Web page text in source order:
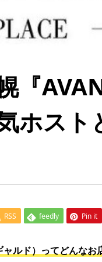
『
ホスト
RSS feedly Pin it
ルド）ってどんなお